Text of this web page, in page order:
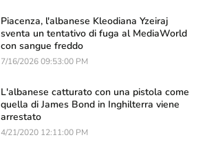
Piacenza, l'albanese Kleodiana Yzeiraj
sventa un tentativo di fuga al MediaWorld
con sangue freddo
7/16/2026 09:53:00 PM
L'albanese catturato con una pistola come
quella di James Bond in Inghilterra viene
arrestato
4/21/2020 12:11:00 PM